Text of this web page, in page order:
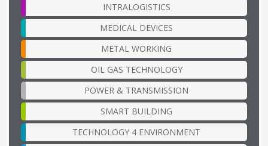
INTRALOGISTICS
MEDICAL DEVICES
METAL WORKING
OIL GAS TECHNOLOGY
POWER & TRANSMISSION
SMART BUILDING
TECHNOLOGY 4 ENVIRONMENT